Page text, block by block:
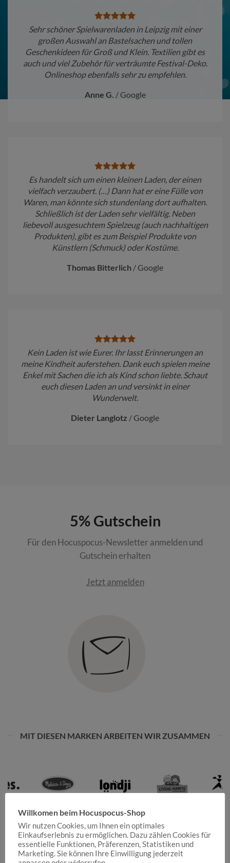
Sehr schöner Spielwarenladen in Leipzig mit einer
großen Auswahl an Bastelsachen und tollen
Geschenkideen für Groß und Klein. Textilien gibt es
auch und viel Zubehör für verträumte Festival-Deko.
Onlineshop ebenfalls sehr zu empfehlen.
Anne G. / Google
Es handelt sich um einen kleinen Laden, der einen
vielfach verzaubert. (…) Dann hat er eine Fülle von
Waren, man könnte sich stundenlang dort aufhalten.
Schließlich ist der Laden sehr vielfältig. Neben
liebevoll ausgesuchtem Spielzeug (auch nachhaltigen
Produkten), gibt es zum Beispiel Produkte von
Künstlern (Schmuck) oder Kostüme.
Thomas Bitterlich / Google
Kein Laden ist wie Eurer. Ihr lasst Erinnerungen an
meine Kindheit auferstehen. Dank euch spielen meine
Enkel mit Sachen die ich als Kind schon liebte. Schaut
euch diesen Laden an und versinkt in einer
Wunderwelt.
Dieter Langlotz / Google
5% Gutschein
Für den Hocuspocus-Newsletter anmelden und
Gutschein erhalten
Jetzt anmelden
MIT DIESEN MARKEN ARBEITEN WIR ZUSAMMEN
Willkomen beim Hocuspocus-Shop
Wir nutzen Cookies, um Ihnen ein optimales
Einkaufserlebnis zu ermöglichen. Dazu zählen Cookies für
essentielle Funktionen, Präferenzen, Statistiken und
Marketing. Sie können Ihre Einwilligung jederzeit